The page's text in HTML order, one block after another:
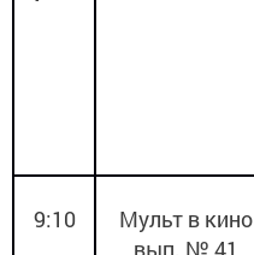
9:10
Мульт в кино